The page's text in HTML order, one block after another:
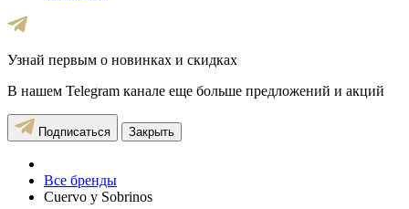
Узнай первым о новинках и скидках
В нашем Telegram канале еще больше предложений и акций
Подписаться Закрыть
Все бренды
Cuervo y Sobrinos